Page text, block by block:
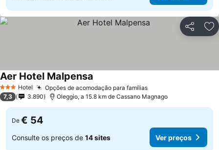
Partilhar
3 EstrelasHotel Opções de acomodação para famíliasVer preços
Aer Hotel Malpensa
7,3 3.890 Oleggio, a 15.8 km de Cassano Magnago
De € 54
Consulte os preços de 14 sites Ver preços